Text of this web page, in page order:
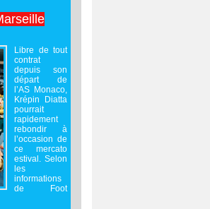
Libre de tout
contrat
depuis son
départ de
l’AS Monaco,
Krépin Diatta
pourrait
rapidement
rebondir à
l’occasion de
ce mercato
estival. Selon
les
informations
de Foot